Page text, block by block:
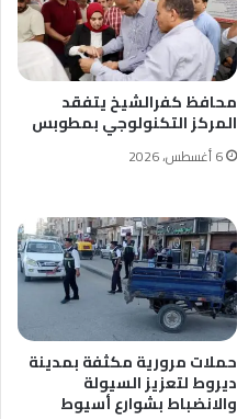
محافظ كفرالشيخ يتفقد
المركز التكنولوجي بمطوبس
6 أغسطس، 2026
حملات مرورية مكثفة بمدينة
ديروط لتعزيز السيولة
والانضباط بشوارع أسيوط